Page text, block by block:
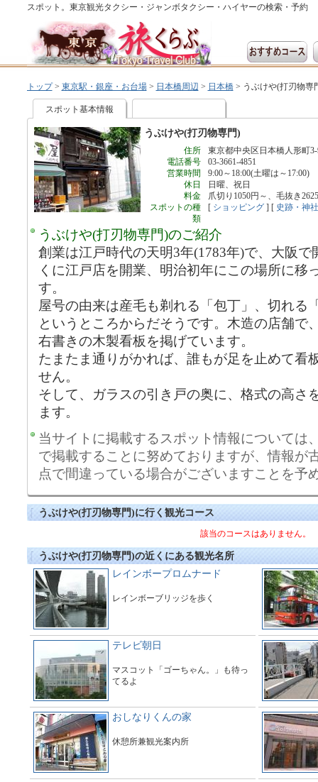
スポット。東京観光タクシー・ジャンボタクシー・ハイヤーの検索・予約
トップ> 東京駅・銀座・お台場> 日本橋周辺 > 日本橋> うぶけや(打刃物専
スポット基本情報
うぶけや(打刃物専門)
住所
東京都中央区日本橋人形町3-
電話番号
03-3661-4851
営業時間
9:00～18:00(土曜は～17:00)
休日
日曜、祝日
料金
爪切り1050円～、毛抜き
スポットの種
類
[ ショッピング] [ 史跡・神
うぶけや(打刃物専門)のご紹介
創業は江戸時代の天明3年(1783年)で、大阪
くに江戸店を開業、明治初年にこの場所に移
す。
屋号の由来は産毛も剃れる「包丁」、切れる
というところからだそうです。木造の店舗で
右書きの木製看板を掲げています。
たまたま通りがかれば、誰もが足を止めて看
せん。
そして、ガラスの引き戸の奥に、格式の高さ
ます。
当サイトに掲載するスポット情報については
で掲載することに努めておりますが、情報が
点で間違っている場合がございますことを予
うぶけや(打刃物専門)に行く観光コース
該当のコースはありません。
うぶけや(打刃物専門)の近くにある観光名所
レインボープロムナード
レインボーブリッジを歩く
テレビ朝日
マスコット「ゴーちゃん。」も待っ
てるよ
おしなりくんの家
休憩所兼観光案内所